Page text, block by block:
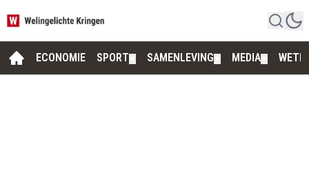
ECONOMIE SPORT SAMENLEVING MEDIA